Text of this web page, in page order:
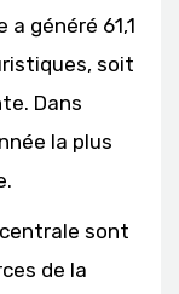
généré 61,1
soit
Dans
la plus
centrale sont
de la